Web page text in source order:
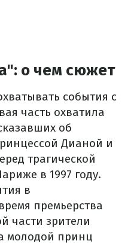
о чем сюжет
события с
часть охватила
об
Дианой и
трагической
в 1997 году.
в
премьерства
части зрители
молодой принц